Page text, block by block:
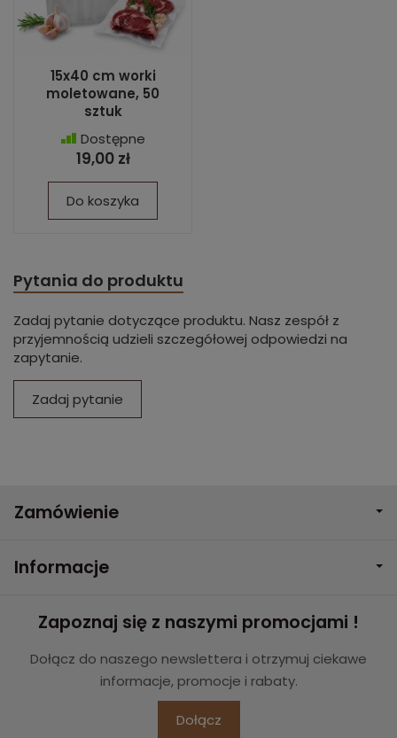
15x40 cm worki
moletowane, 50
sztuk
Dostępne
19,00 zł
Do koszyka
Pytania do produktu
Zadaj pytanie dotyczące produktu. Nasz zespół z
przyjemnością udzieli szczegółowej odpowiedzi na
zapytanie.
Zadaj pytanie
Zamówienie
Informacje
Zapoznaj się z naszymi promocjami !
Dołącz do naszego newslettera i otrzymuj ciekawe
informacje, promocje i rabaty.
Dołącz